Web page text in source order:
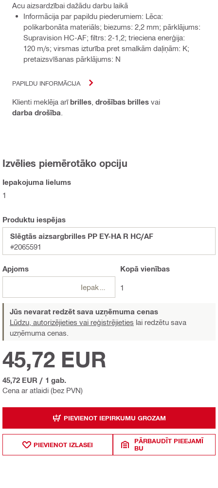
Acu aizsardzībai dažādu darbu laikā
Informācija par papildu piederumiem: Lēca:
polikarbonāta materiāls; biezums: 2,2 mm; pārklājums:
Supravision HC-AF; filtrs: 2-1,2; trieciena enerģija:
120 m/s; virsmas izturība pret smalkām daļiņām: K;
pretaizsvīšanas pārklājums: N
PAPILDU INFORMĀCIJA
Klienti meklēja arībrilles drošības brilles vai
darba drošība
Izvēlies piemērotāko opciju
Iepakojuma lielums
1
Produktu iespējas
Slēgtās aizsargbrilles PP EY-HA R HC/AF
#2065591
Apjoms Kopā vienības
1
Jūs nevarat redzēt sava uzņēmuma cenas
Lūdzu, autorizējieties vai reģistrējieties lai redzētu sava
uzņēmuma cenas.
Cena ar atlaidi (bez PVN)
45,72 EUR
45,72 EUR / 1 gab.
PIEVIENOT IEPIRKUMU GROZAM
PIEVIENOT IZLASEI
PĀRBAUDĪT PIEEJAMĪ
BU